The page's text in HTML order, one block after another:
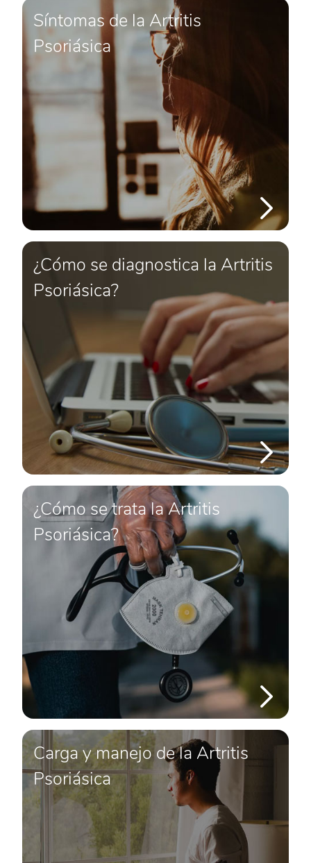
Síntomas de la Artritis
Psoriásica
¿Cómo se diagnostica la Artritis
Psoriásica?
¿Cómo se trata la Artritis
Psoriásica?
Carga y manejo de la Artritis
Psoriásica